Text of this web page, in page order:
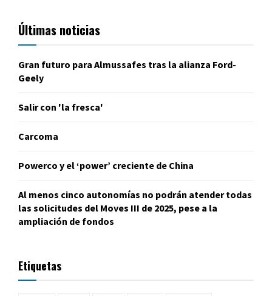
Últimas noticias
Gran futuro para Almussafes tras la alianza Ford-
Geely
Salir con 'la fresca'
Carcoma
Powerco y el ‘power’ creciente de China
Al menos cinco autonomías no podrán atender todas
las solicitudes del Moves III de 2025, pese a la
ampliación de fondos
Etiquetas